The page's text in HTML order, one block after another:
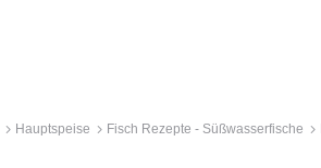
Hauptspeise Fisch Rezepte - Süßwasserfische